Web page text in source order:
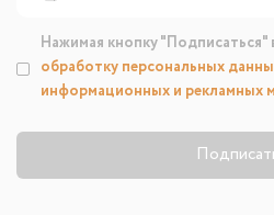
Нажимая кнопку
обработку персональных
информационных и рекламных